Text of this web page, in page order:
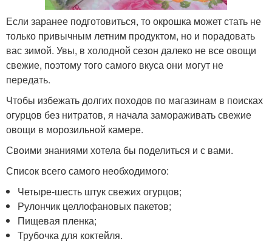
Если заранее подготовиться, то окрошка может стать не
только привычным летним продуктом, но и порадовать
вас зимой. Увы, в холодной сезон далеко не все овощи
свежие, поэтому того самого вкуса они могут не
передать.
Чтобы избежать долгих походов по магазинам в поисках
огурцов без нитратов, я начала замораживать свежие
овощи в морозильной камере.
Своими знаниями хотела бы поделиться и с вами.
Список всего самого необходимого:
Четыре-шесть штук свежих огурцов;
Рулончик целлофановых пакетов;
Пищевая пленка;
Трубочка для коктейля.